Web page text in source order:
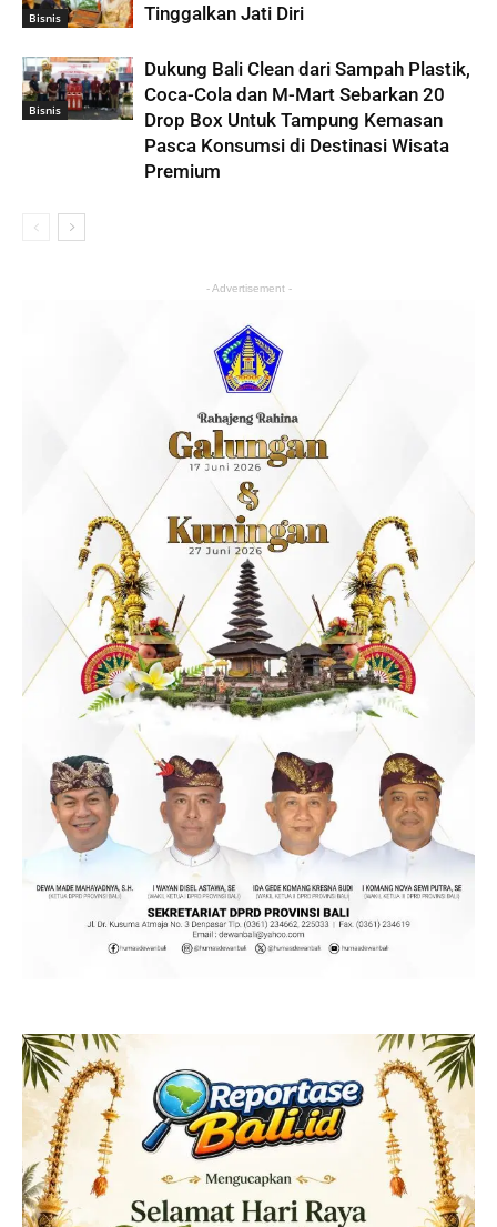
Bisnis
Tinggalkan Jati Diri
Bisnis
Dukung Bali Clean dari Sampah Plastik,
Coca-Cola dan M-Mart Sebarkan 20
Drop Box Untuk Tampung Kemasan
Pasca Konsumsi di Destinasi Wisata
Premium
- Advertisement -